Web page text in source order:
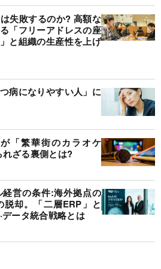
失敗するのか? 高額な
「フリーアドレスの座
と組織の生産性を上げ
病になりやすい人」に
「繁華街のカラオケ
ざる裏側とは?
営の条件:海外拠点の
脱却。「二層ERP」と
ータ統合戦略とは